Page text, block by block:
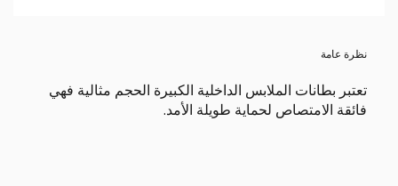
نظرة عامة
تعتبر بطانات الملابس الداخلية الكبيرة الحجم مثالية فهي
فائقة الامتصاص لحماية طويلة الأمد.